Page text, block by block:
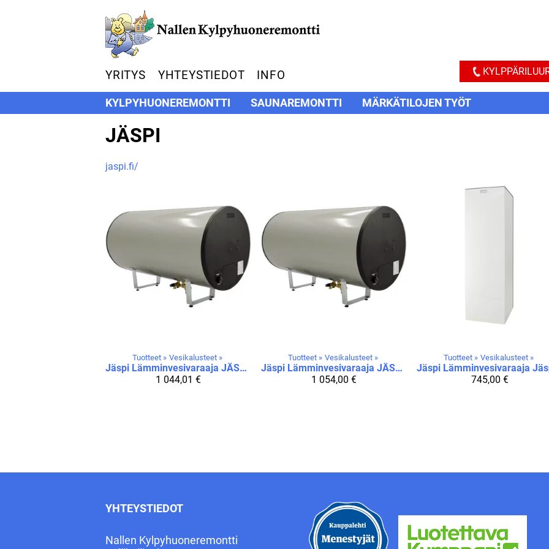
YRITYS YHTEYSTIEDOT INFO
KYLPYHUONEREMONTTI SAUNAREMONTTI MÄRKÄTILOJEN TYÖT
JÄSPI
jaspi.fi/
Tuotteet ‪» Vesikalusteet ‪»
Jäspi
Lämminvesivaraaja JÄSPI VLS 220 S
1 044,01 €
Tuotteet ‪» Vesikalusteet ‪»
Jäspi
Lämminvesivaraaja JÄSPI VLS 300 S
1 054,00 €
Tuotteet ‪» Vesikalusteet ‪»
Jäspi
745,00 €
YHTEYSTIEDOT
Nallen Kylpyhuoneremontti